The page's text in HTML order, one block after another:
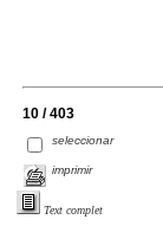
10 / 403
seleccionar
imprimir
Text complet